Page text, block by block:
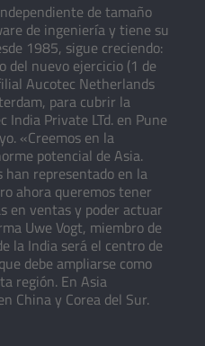
de tamaño
de ingeniería y tiene su
1985, sigue creciendo:
del nuevo ejercicio (1 de
Aucotec Netherlands
para cubrir la
India Private LTd. en Pune
«Creemos en la
potencial de Asia.
han representado en la
ahora queremos tener
en ventas y poder actuar
Uwe Vogt, miembro de
la India será el centro de
debe ampliarse como
región. En Asia
China y Corea del Sur.